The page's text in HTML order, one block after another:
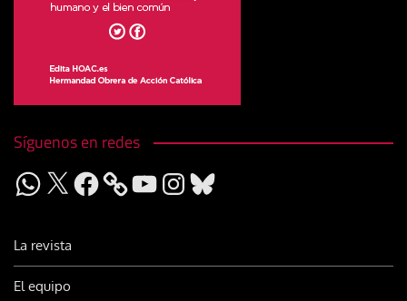
Síguenos en redes
WhatsApp
X Facebook YouTubeInstagram
Bluesky
La revista
El equipo